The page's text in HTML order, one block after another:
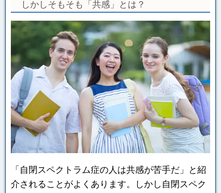
しかしそもそも「共感」とは？
「自閉スペクトラム症の人は共感が苦手だ」と紹
介されることがよくあります。しかし自閉スペク